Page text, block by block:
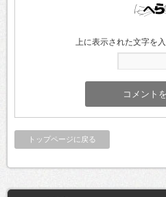
上に表示された文字を
トップページに戻る